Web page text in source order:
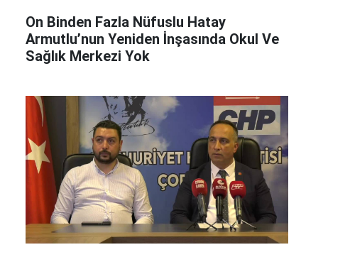
On Binden Fazla Nüfuslu Hatay
Armutlu’nun Yeniden İnşasında Okul Ve
Sağlık Merkezi Yok